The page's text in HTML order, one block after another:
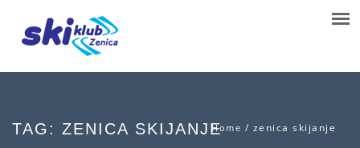
TAG: ZENICA SKIJANJEHome / zenica skijanje